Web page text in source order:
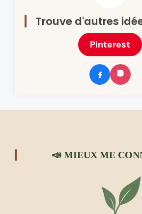
Trouve d'autres
Pinterest
📣 MIEUX ME